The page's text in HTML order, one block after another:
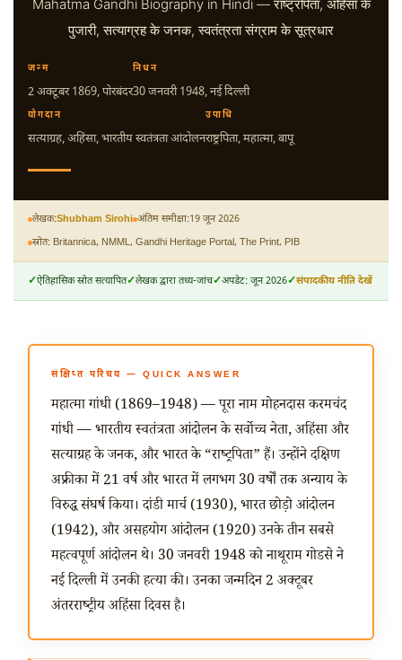
Mahatma Gandhi Biography in Hindi — राष्ट्रपिता, अहिंसा के
पुजारी, सत्याग्रह के जनक, स्वतंत्रता संग्राम के सूत्रधार
जन्म
2 अक्टूबर 1869, पोरबंदर
निधन
30 जनवरी 1948, नई दिल्ली
योगदान
सत्याग्रह, अहिंसा, भारतीय स्वतंत्रता आंदोलन
उपाधि
राष्ट्रपिता, महात्मा, बापू
लेखक:Shubham Sirohi अंतिम समीक्षा:19 जून 2026
स्रोत: Britannica, NMML, Gandhi Heritage Portal, The Print, PIB
ऐतिहासिक स्रोत सत्यापित लेखक द्वारा तथ्य-जांच अपडेट: जून 2026 संपादकीय नीति देखें
संक्षिप्त परिचय — QUICK ANSWER
महात्मा गांधी (1869–1948) — पूरा नाम मोहनदास करमचंद
गांधी — भारतीय स्वतंत्रता आंदोलन के सर्वोच्च नेता, अहिंसा और
सत्याग्रह के जनक, और भारत के “राष्ट्रपिता” हैं। उन्होंने दक्षिण
अफ्रीका में 21 वर्ष और भारत में लगभग 30 वर्षों तक अन्याय के
विरुद्ध संघर्ष किया। दांडी मार्च (1930), भारत छोड़ो आंदोलन
(1942), और असहयोग आंदोलन (1920) उनके तीन सबसे
महत्वपूर्ण आंदोलन थे। 30 जनवरी 1948 को नाथूराम गोडसे ने
नई दिल्ली में उनकी हत्या की। उनका जन्मदिन 2 अक्टूबर
अंतरराष्ट्रीय अहिंसा दिवस है।